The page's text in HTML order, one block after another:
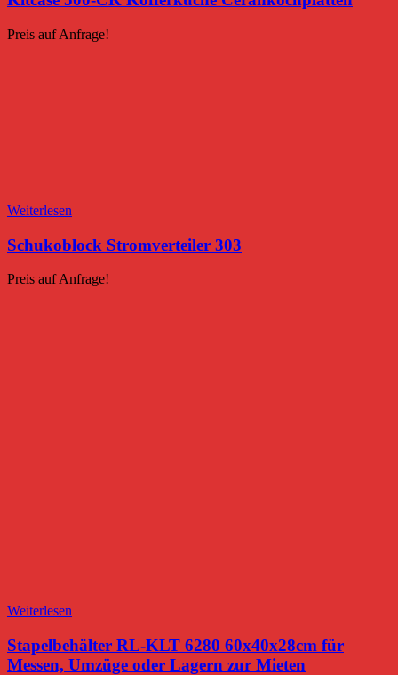
Preis auf Anfrage!
Weiterlesen
Schukoblock Stromverteiler 303
Preis auf Anfrage!
Weiterlesen
Stapelbehälter RL-KLT 6280 60x40x28cm für
Messen, Umzüge oder Lagern zur Mieten